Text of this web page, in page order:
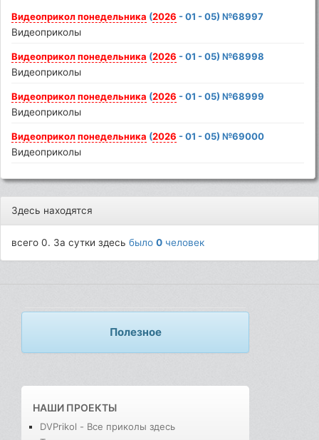
Видеоприкол понедельника (2026 - 01 - 05) №68997
Видеоприколы
Видеоприкол понедельника (2026 - 01 - 05) №68998
Видеоприколы
Видеоприкол понедельника (2026 - 01 - 05) №68999
Видеоприколы
Видеоприкол понедельника (2026 - 01 - 05) №69000
Видеоприколы
Здесь находятся
всего 0. За сутки здесьбыло0 человек
Полезное
НАШИ ПРОЕКТЫ
DVPrikol - Все приколы здесь